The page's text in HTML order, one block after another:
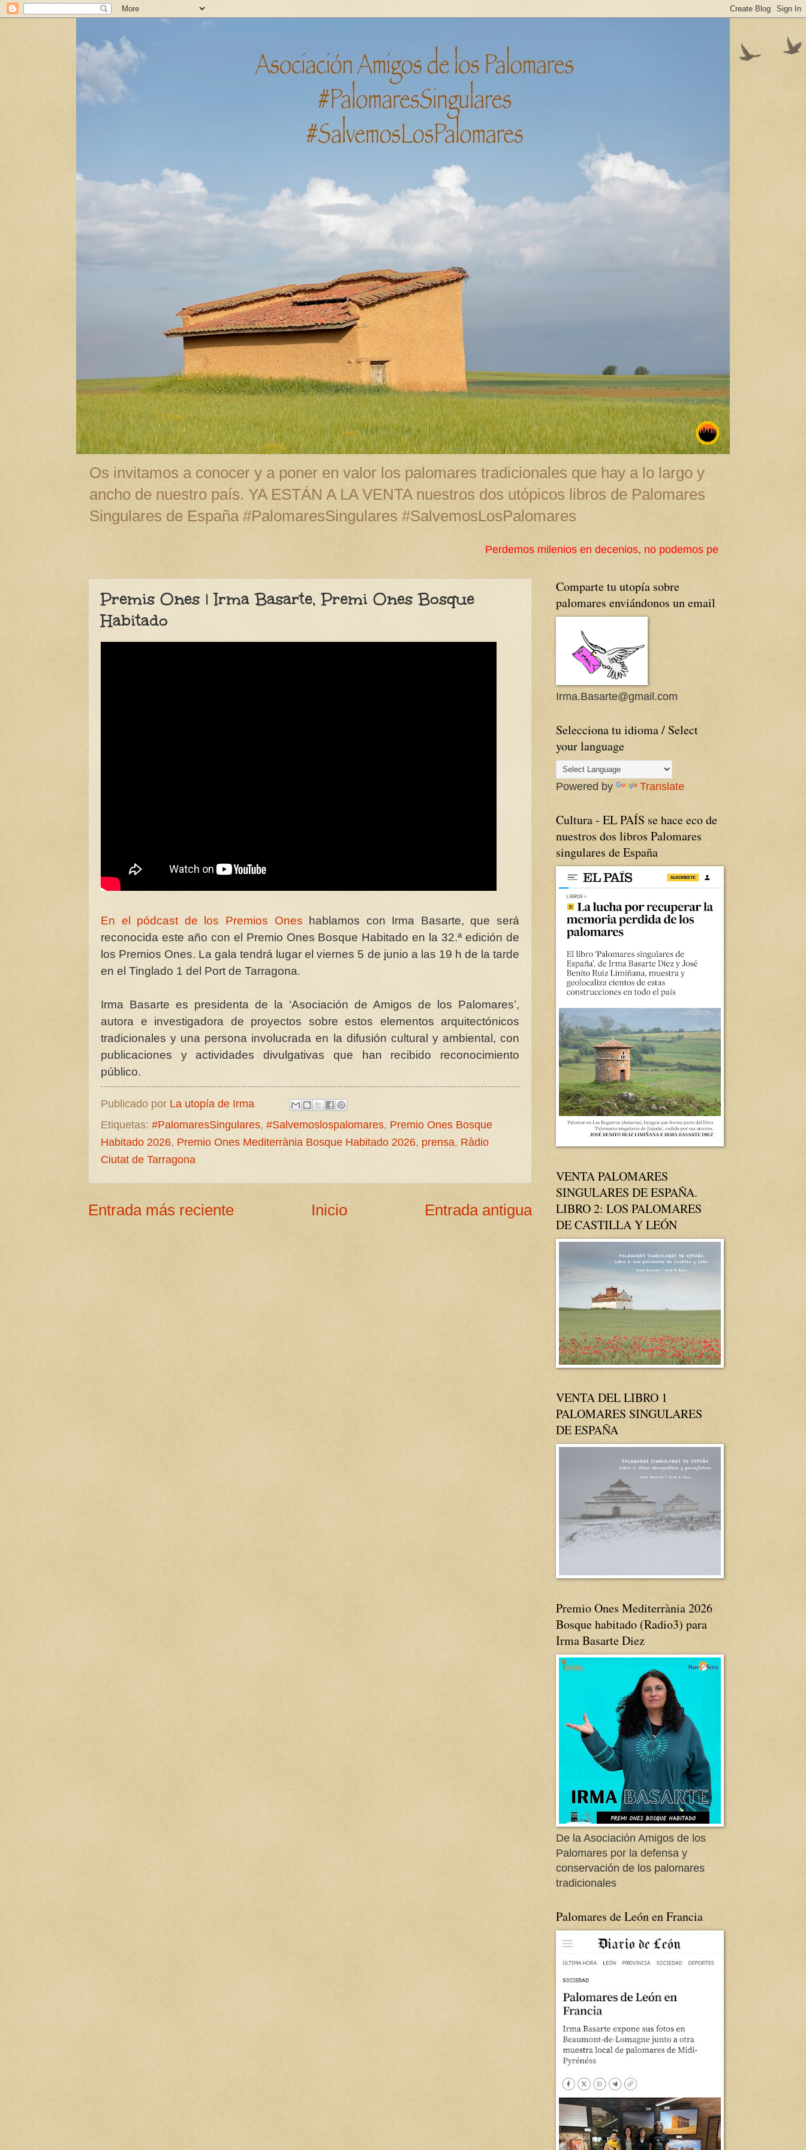
Os invitamos a conocer y a poner en valor los palomares tradicionales que hay a lo largo y
ancho de nuestro país. YA ESTÁN A LA VENTA nuestros dos utópicos libros de Palomares
Singulares de España #PalomaresSingulares #SalvemosLosPalomares
Perdemos milenios en decenios, no podemos perder la cultura popular ni su
Premis Ones | Irma Basarte, Premi Ones Bosque
Habitado
En el pódcast de los Premios Ones hablamos con Irma Basarte, que será
reconocida este año con el Premio Ones Bosque Habitado en la 32.ª edición de
los Premios Ones. La gala tendrá lugar el viernes 5 de junio a las 19 h de la tarde
en el Tinglado 1 del Port de Tarragona.
Irma Basarte es presidenta de la ‘Asociación de Amigos de los Palomares’,
autora e investigadora de proyectos sobre estos elementos arquitectónicos
tradicionales y una persona involucrada en la difusión cultural y ambiental, con
publicaciones y actividades divulgativas que han recibido reconocimiento
público.
Publicado por La utopía de Irma
Etiquetas: #PalomaresSingulares, #Salvemoslospalomares, Premio Ones Bosque
Habitado 2026, Premio Ones Mediterrània Bosque Habitado 2026, prensa, Ràdio
Ciutat de Tarragona
Entrada más reciente Entrada antigua
Inicio
Comparte tu utopía sobre
palomares enviándonos un email
Irma.Basarte@gmail.com
Selecciona tu idioma / Select
your language
Powered by Translate
Cultura - EL PAÍS se hace eco de
nuestros dos libros Palomares
singulares de España
VENTA PALOMARES
SINGULARES DE ESPAÑA.
LIBRO 2: LOS PALOMARES
DE CASTILLA Y LEÓN
VENTA DEL LIBRO 1
PALOMARES SINGULARES
DE ESPAÑA
Premio Ones Mediterrània 2026
Bosque habitado (Radio3) para
Irma Basarte Diez
De la Asociación Amigos de los
Palomares por la defensa y
conservación de los palomares
tradicionales
Palomares de León en Francia